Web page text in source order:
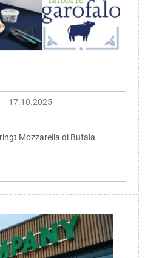
17.10.2025
Mozzarella di Bufala